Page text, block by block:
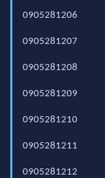
0905281206
0905281207
0905281208
0905281209
0905281210
0905281211
0905281212